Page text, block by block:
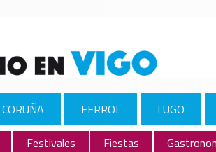
CORUÑA FERROL LUGO
Festivales Fiestas